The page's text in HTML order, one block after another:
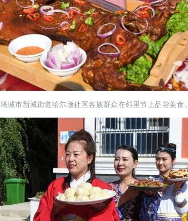
塔城市新城街道哈尔墩社区各族群众在邻里节上品尝美食。